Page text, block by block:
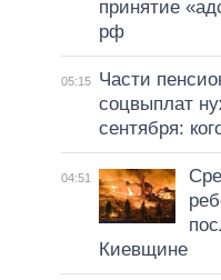
принятие
рф
05:15
Части
соцвыплат
сентября:
04:51
Киевщине